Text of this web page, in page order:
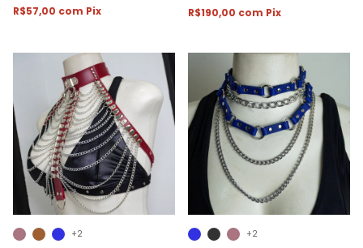
R$57,00 com Pix R$190,00 com Pix
+2 +2